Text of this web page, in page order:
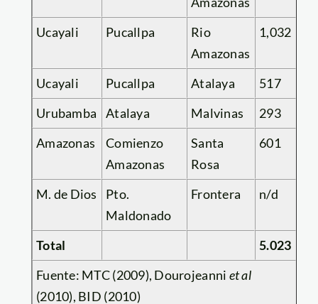
Ucayali Pucallpa
Rio
Amazonas
1,032
Ucayali Pucallpa Atalaya
517
Urubamba
Atalaya Malvinas
293
Amazonas
Comienzo
Amazonas
Santa
Rosa
601
M. de Dios
Pto.
Maldonado
Frontera n/d
Total
5.023
Fuente: MTC (2009), Dourojeanni et al
(2010), BID (2010)